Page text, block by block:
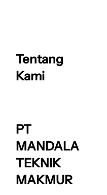
Tentang
Kami
PT
MANDALA
TEKNIK
MAKMUR